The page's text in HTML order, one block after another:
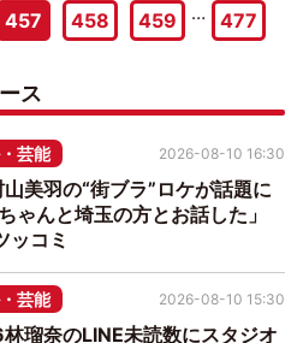
457 458 459 … 477
ス
芸能
美羽の“街ブラ”ロケが話題に
ゃんと埼玉の方とお話した」
ッコミ
2026-08-10 16:30
芸能
瑠奈のLINE未読数にスタジオ
2026-08-10 15:30